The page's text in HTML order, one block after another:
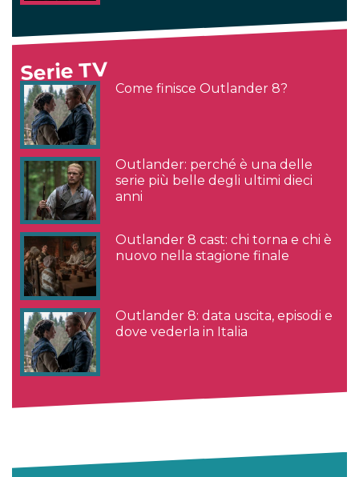
Serie TV
Come finisce Outlander 8?
Outlander: perché è una delle
serie più belle degli ultimi dieci
anni
Outlander 8 cast: chi torna e chi è
nuovo nella stagione finale
Outlander 8: data uscita, episodi e
dove vederla in Italia